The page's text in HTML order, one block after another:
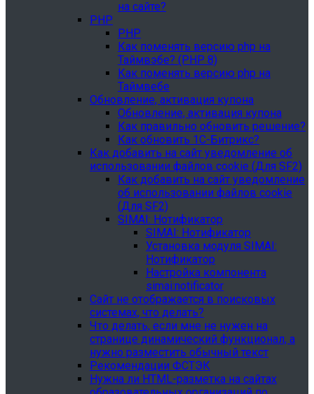
на сайте?
PHP
PHP
Как поменять версию php на
Таймвэбе? (PHP 8)
Как поменять версию php на
Таймвебе
Обновление, активация купона
Обновление, активация купона
Как правильно обновить решение?
Как обновить 1С-Битрикс?
Как добавить на сайт уведомление об
использовании файлов cookie (Для SF2)
Как добавить на сайт уведомление
об использовании файлов cookie
(Для SF2)
SIMAI: Нотификатор
SIMAI: Нотификатор
Установка модуля SIMAI:
Нотификатор
Настройка компонента
simai:notificator
Сайт не отображается в поисковых
системах, что делать?
Что делать, если мне не нужен на
странице динамический функционал, а
нужно разместить обычный текст
Рекомендации ФСТЭК
Нужна ли HTML-разметка на сайтах